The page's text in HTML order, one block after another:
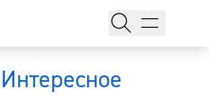
Интересное